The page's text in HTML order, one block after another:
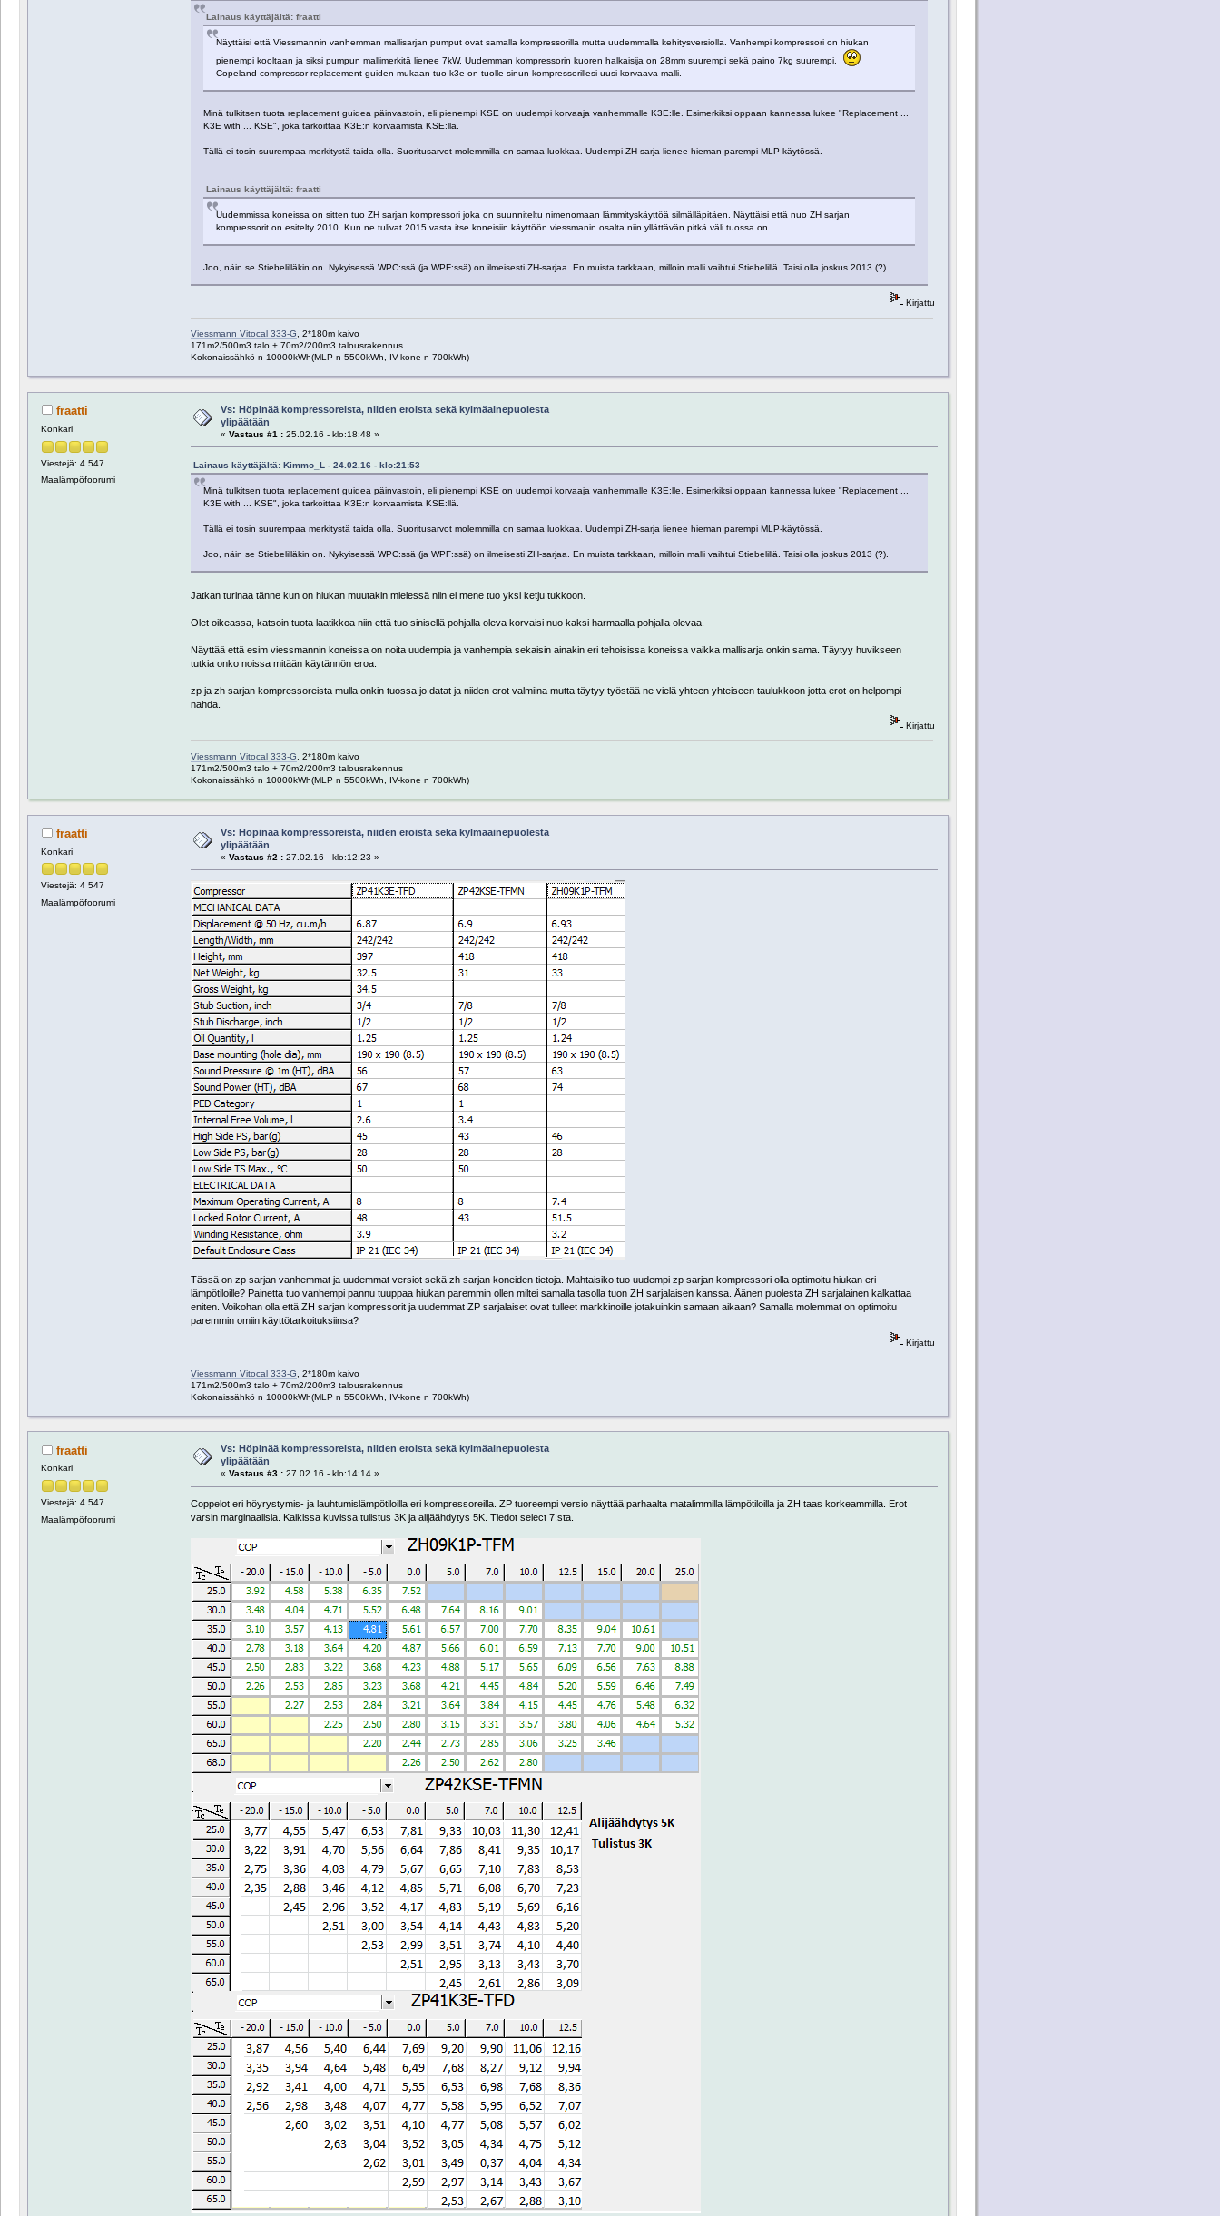
Lainaus käyttäjältä: fraatti
Näyttäisi että Viessmannin vanhemman mallisarjan pumput ovat samalla kompressorilla mutta uudemmalla kehitysversiolla. Vanhempi kompressori on hiukan
pienempi kooltaan ja siksi pumpun mallimerkitä lienee 7kW. Uudemman kompressorin kuoren halkaisija on 28mm suurempi sekä paino 7kg suurempi.
Copeland compressor replacement guiden mukaan tuo k3e on tuolle sinun kompressorillesi uusi korvaava malli.
Minä tulkitsen tuota replacement guidea päinvastoin, eli pienempi KSE on uudempi korvaaja vanhemmalle K3E:lle. Esimerkiksi oppaan kannessa lukee "Replacement ...
K3E with ... KSE", joka tarkoittaa K3E:n korvaamista KSE:llä.
Tällä ei tosin suurempaa merkitystä taida olla. Suoritusarvot molemmilla on samaa luokkaa. Uudempi ZH-sarja lienee hieman parempi MLP-käytössä.
Lainaus käyttäjältä: fraatti
Uudemmissa koneissa on sitten tuo ZH sarjan kompressori joka on suunniteltu nimenomaan lämmityskäyttöä silmälläpitäen. Näyttäisi että nuo ZH sarjan
kompressorit on esitelty 2010. Kun ne tulivat 2015 vasta itse koneisiin käyttöön viessmanin osalta niin yllättävän pitkä väli tuossa on...
Joo, näin se Stiebelilläkin on. Nykyisessä WPC:ssä (ja WPF:ssä) on ilmeisesti ZH-sarjaa. En muista tarkkaan, milloin malli vaihtui Stiebelillä. Taisi olla joskus 2013 (?).
Kirjattu
Viessmann Vitocal 333-G
, 2*180m kaivo
171m2/500m3 talo + 70m2/200m3 talousrakennus
Kokonaissähkö n 10000kWh(MLP n 5500kWh, IV-kone n 700kWh)
fraatti
Konkari
Viestejä: 4 547
Maalämpöfoorumi
Vs: Höpinää kompressoreista, niiden eroista sekä kylmäainepuolesta
ylipäätään
« Vastaus #1 :25.02.16 - klo:18:48 »
Lainaus käyttäjältä: Kimmo_L - 24.02.16 - klo:21:53
Minä tulkitsen tuota replacement guidea päinvastoin, eli pienempi KSE on uudempi korvaaja vanhemmalle K3E:lle. Esimerkiksi oppaan kannessa lukee "Replacement ...
K3E with ... KSE", joka tarkoittaa K3E:n korvaamista KSE:llä.
Tällä ei tosin suurempaa merkitystä taida olla. Suoritusarvot molemmilla on samaa luokkaa. Uudempi ZH-sarja lienee hieman parempi MLP-käytössä.
Joo, näin se Stiebelilläkin on. Nykyisessä WPC:ssä (ja WPF:ssä) on ilmeisesti ZH-sarjaa. En muista tarkkaan, milloin malli vaihtui Stiebelillä. Taisi olla joskus 2013 (?).
Jatkan turinaa tänne kun on hiukan muutakin mielessä niin ei mene tuo yksi ketju tukkoon.
Olet oikeassa, katsoin tuota laatikkoa niin että tuo sinisellä pohjalla oleva korvaisi nuo kaksi harmaalla pohjalla olevaa.
Näyttää että esim viessmannin koneissa on noita uudempia ja vanhempia sekaisin ainakin eri tehoisissa koneissa vaikka mallisarja onkin sama. Täytyy huvikseen
tutkia onko noissa mitään käytännön eroa.
zp ja zh sarjan kompressoreista mulla onkin tuossa jo datat ja niiden erot valmiina mutta täytyy työstää ne vielä yhteen yhteiseen taulukkoon jotta erot on helpompi
nähdä.
Kirjattu
Viessmann Vitocal 333-G
, 2*180m kaivo
171m2/500m3 talo + 70m2/200m3 talousrakennus
Kokonaissähkö n 10000kWh(MLP n 5500kWh, IV-kone n 700kWh)
fraatti
Konkari
Viestejä: 4 547
Maalämpöfoorumi
Vs: Höpinää kompressoreista, niiden eroista sekä kylmäainepuolesta
ylipäätään
« Vastaus #2 :27.02.16 - klo:12:23 »
Tässä on zp sarjan vanhemmat ja uudemmat versiot sekä zh sarjan koneiden tietoja. Mahtaisiko tuo uudempi zp sarjan kompressori olla optimoitu hiukan eri
lämpötiloille? Painetta tuo vanhempi pannu tuuppaa hiukan paremmin ollen miltei samalla tasolla tuon ZH sarjalaisen kanssa. Äänen puolesta ZH sarjalainen kalkattaa
eniten. Voikohan olla että ZH sarjan kompressorit ja uudemmat ZP sarjalaiset ovat tulleet markkinoille jotakuinkin samaan aikaan? Samalla molemmat on optimoitu
paremmin omiin käyttötarkoituksiinsa?
Kirjattu
Viessmann Vitocal 333-G
, 2*180m kaivo
171m2/500m3 talo + 70m2/200m3 talousrakennus
Kokonaissähkö n 10000kWh(MLP n 5500kWh, IV-kone n 700kWh)
fraatti
Konkari
Viestejä: 4 547
Maalämpöfoorumi
Vs: Höpinää kompressoreista, niiden eroista sekä kylmäainepuolesta
ylipäätään
« Vastaus #3 :27.02.16 - klo:14:14 »
Coppelot eri höyrystymis- ja lauhtumislämpötiloilla eri kompressoreilla. ZP tuoreempi versio näyttää parhaalta matalimmilla lämpötiloilla ja ZH taas korkeammilla. Erot
varsin marginaalisia. Kaikissa kuvissa tulistus 3K ja alijäähdytys 5K. Tiedot select 7:sta.